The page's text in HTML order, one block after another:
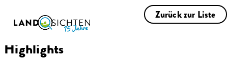
Zurück zur Liste
Highlights